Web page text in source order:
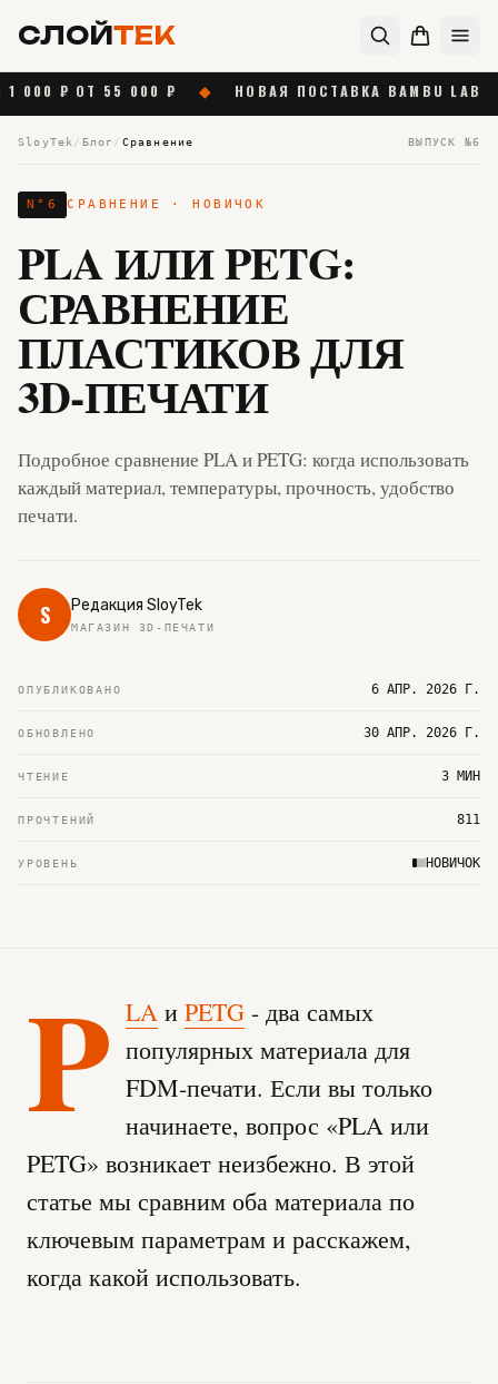
СЛОЙТЕК
55 000 ₽ ◆ НОВАЯ ПОСТАВКА BAMBU LAB ◆
SloyTek / Блог / Сравнение ВЫПУСК №6
N° 6 СРАВНЕНИЕ · НОВИЧОК
PLA ИЛИ PETG:
СРАВНЕНИЕ
ПЛАСТИКОВ ДЛЯ
3D-ПЕЧАТИ
Подробное сравнение PLA и PETG: когда использовать
каждый материал, температуры, прочность, удобство
печати.
S Редакция SloyTek
МАГАЗИН 3D-ПЕЧАТИ
ОПУБЛИКОВАНО 6 АПР. 2026 Г.
ОБНОВЛЕНО 30 АПР. 2026 Г.
ЧТЕНИЕ 3 МИН
ПРОЧТЕНИЙ 811
УРОВЕНЬ НОВИЧОК
P LA и PETG - два самых
популярных материала для
FDM-печати. Если вы только
начинаете, вопрос «PLA или
PETG» возникает неизбежно. В этой
статье мы сравним оба материала по
ключевым параметрам и расскажем,
когда какой использовать.